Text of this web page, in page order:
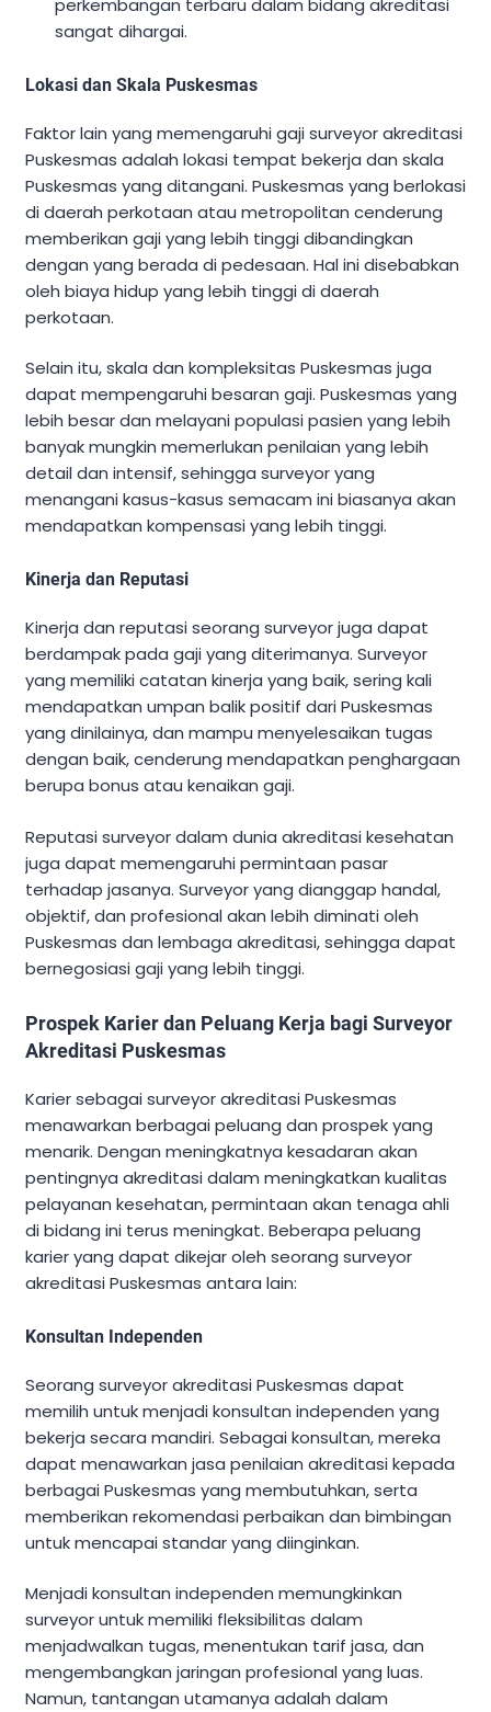
perkembangan terbaru dalam bidang akreditasi
sangat dihargai.
Lokasi dan Skala Puskesmas
Faktor lain yang memengaruhi gaji surveyor akreditasi
Puskesmas adalah lokasi tempat bekerja dan skala
Puskesmas yang ditangani. Puskesmas yang berlokasi
di daerah perkotaan atau metropolitan cenderung
memberikan gaji yang lebih tinggi dibandingkan
dengan yang berada di pedesaan. Hal ini disebabkan
oleh biaya hidup yang lebih tinggi di daerah
perkotaan.
Selain itu, skala dan kompleksitas Puskesmas juga
dapat mempengaruhi besaran gaji. Puskesmas yang
lebih besar dan melayani populasi pasien yang lebih
banyak mungkin memerlukan penilaian yang lebih
detail dan intensif, sehingga surveyor yang
menangani kasus-kasus semacam ini biasanya akan
mendapatkan kompensasi yang lebih tinggi.
Kinerja dan Reputasi
Kinerja dan reputasi seorang surveyor juga dapat
berdampak pada gaji yang diterimanya. Surveyor
yang memiliki catatan kinerja yang baik, sering kali
mendapatkan umpan balik positif dari Puskesmas
yang dinilainya, dan mampu menyelesaikan tugas
dengan baik, cenderung mendapatkan penghargaan
berupa bonus atau kenaikan gaji.
Reputasi surveyor dalam dunia akreditasi kesehatan
juga dapat memengaruhi permintaan pasar
terhadap jasanya. Surveyor yang dianggap handal,
objektif, dan profesional akan lebih diminati oleh
Puskesmas dan lembaga akreditasi, sehingga dapat
bernegosiasi gaji yang lebih tinggi.
Prospek Karier dan Peluang Kerja bagi Surveyor
Akreditasi Puskesmas
Karier sebagai surveyor akreditasi Puskesmas
menawarkan berbagai peluang dan prospek yang
menarik. Dengan meningkatnya kesadaran akan
pentingnya akreditasi dalam meningkatkan kualitas
pelayanan kesehatan, permintaan akan tenaga ahli
di bidang ini terus meningkat. Beberapa peluang
karier yang dapat dikejar oleh seorang surveyor
akreditasi Puskesmas antara lain:
Konsultan Independen
Seorang surveyor akreditasi Puskesmas dapat
memilih untuk menjadi konsultan independen yang
bekerja secara mandiri. Sebagai konsultan, mereka
dapat menawarkan jasa penilaian akreditasi kepada
berbagai Puskesmas yang membutuhkan, serta
memberikan rekomendasi perbaikan dan bimbingan
untuk mencapai standar yang diinginkan.
Menjadi konsultan independen memungkinkan
surveyor untuk memiliki fleksibilitas dalam
menjadwalkan tugas, menentukan tarif jasa, dan
mengembangkan jaringan profesional yang luas.
Namun, tantangan utamanya adalah dalam